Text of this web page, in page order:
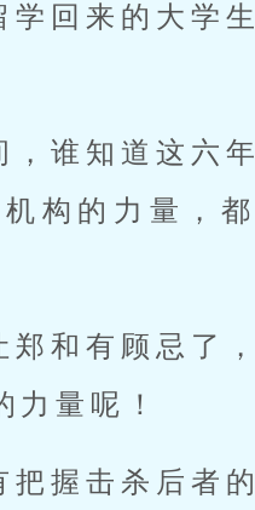
回来的大学
谁知道这六
构的力量，
和有顾忌了
量呢！
握击杀后者